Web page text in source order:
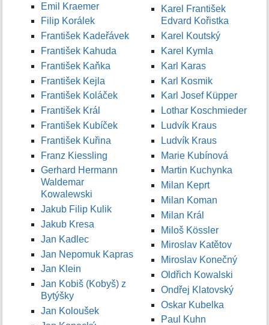
Emil Kraemer
Filip Korálek
František Kadeřávek
František Kahuda
František Kaňka
František Kejla
František Koláček
František Král
František Kubíček
František Kuřina
Franz Kiessling
Gerhard Hermann
Waldemar
Kowalewski
Jakub Filip Kulik
Jakub Kresa
Jan Kadlec
Jan Nepomuk Kapras
Jan Klein
Jan Kobiš (Kobyš) z
Bytýšky
Jan Koloušek
Karel František
Edvard Kořistka
Karel Koutský
Karel Kymla
Karl Karas
Karl Kosmik
Karl Josef Küpper
Lothar Koschmieder
Ludvík Kraus
Ludvík Kraus
Marie Kubínová
Martin Kuchynka
Milan Keprt
Milan Koman
Milan Král
Miloš Kössler
Miroslav Katětov
Miroslav Konečný
Oldřich Kowalski
Ondřej Klatovský
Oskar Kubelka
Paul Kuhn